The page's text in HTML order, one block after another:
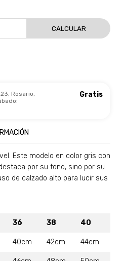
CALCULAR
Rosario,
Gratis
Este modelo en color gris con
por su tono, sino por su
de calzado alto para lucir sus
36 38 40
40cm 42cm 44cm